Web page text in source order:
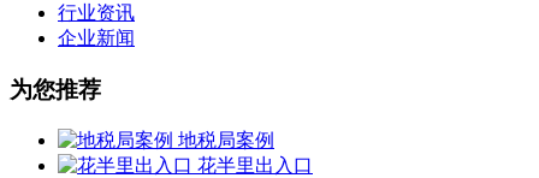
行业资讯
企业新闻
为您推荐
地税局案例
花半里出入口